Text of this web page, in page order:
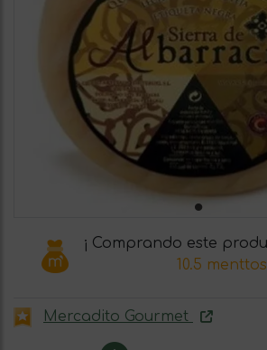
¡ Comprando este
10.5 menttos
Mercadito Gourmet